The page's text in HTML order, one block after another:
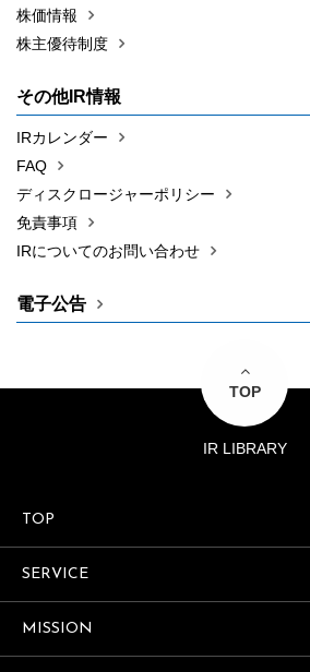
株価情報
株主優待制度
その他IR情報
IRカレンダー
FAQ
ディスクロージャーポリシー
免責事項
IRについてのお問い合わせ
電子公告
TOP
IR LIBRARY
TOP
SERVICE
MISSION